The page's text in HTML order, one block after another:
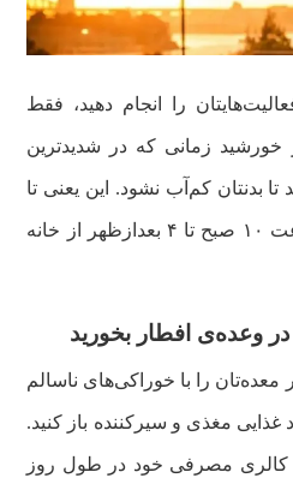
را انجام دهید، فقط
خورشید زمانی که در شدیدترین
بدنتان کم‌آب نشود. این یعنی تا
جایی که امکان دارد، از ساعت ۱۰ صبح تا ۴ بعدازظهر از خانه
در وعده‌ی افطار بخورید
را با خوراکی‌های ناسالم
غذایی مغذی و سیرکننده باز کنید.
کالری مصرفی خود در طول روز